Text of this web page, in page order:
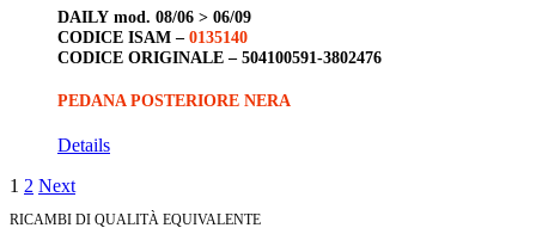
DAILY mod. 08/06 > 06/09
CODICE ISAM – 0135140
CODICE ORIGINALE – 504100591-3802476
PEDANA POSTERIORE NERA
Details
1 2 Next
RICAMBI DI QUALITÀ EQUIVALENTE